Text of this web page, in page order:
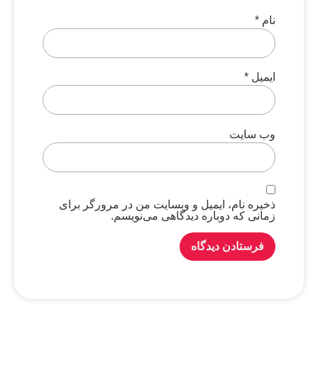
نام *
ایمیل *
وب‌ سایت
ذخیره نام، ایمیل و وبسایت من در مرورگر برای
زمانی که دوباره دیدگاهی می‌نویسم.